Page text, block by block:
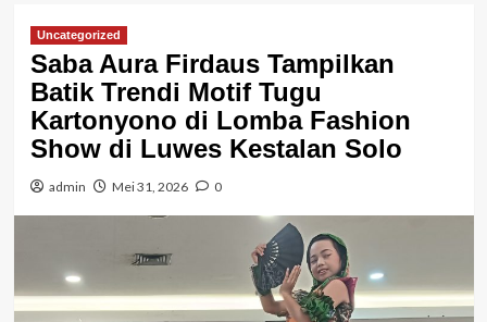
Uncategorized
Saba Aura Firdaus Tampilkan
Batik Trendi Motif Tugu
Kartonyono di Lomba Fashion
Show di Luwes Kestalan Solo
admin Mei 31, 2026 0